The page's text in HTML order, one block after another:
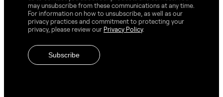
may unsubscribe from these communications at any time.
For information on how to unsubscribe, as well as our
privacy practices and commitment to protecting your
privacy, please review our Privacy Policy.